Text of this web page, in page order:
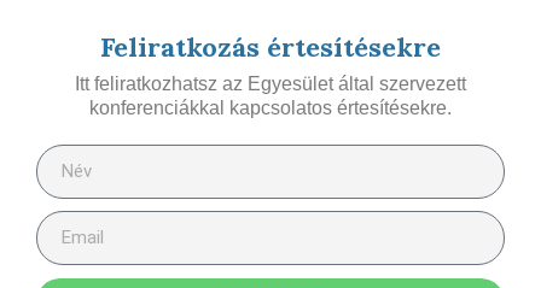
Feliratkozás értesítésekre
Itt feliratkozhatsz az Egyesület által szervezett
konferenciákkal kapcsolatos értesítésekre.